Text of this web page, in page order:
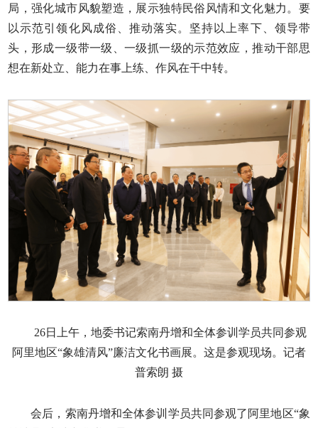
局，强化城市风貌塑造，展示独特民俗风情和文化魅力。要
以示范引领化风成俗、推动落实。坚持以上率下、领导带
头，形成一级带一级、一级抓一级的示范效应，推动干部思
想在新处立、能力在事上练、作风在干中转。
26日上午，地委书记索南丹增和全体参训学员共同参观
阿里地区“象雄清风”廉洁文化书画展。这是参观现场。记者
普索朗 摄
会后，索南丹增和全体参训学员共同参观了阿里地区“象